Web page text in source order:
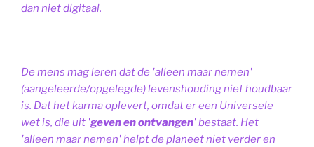
dan niet digitaal.
De mens mag leren dat de 'alleen maar nemen'
(aangeleerde/opgelegde) levenshouding niet houdbaar
is. Dat het karma oplevert, omdat er een Universele
wet is, die uit 'geven en ontvangen' bestaat. Het
'alleen maar nemen' helpt de planeet niet verder en